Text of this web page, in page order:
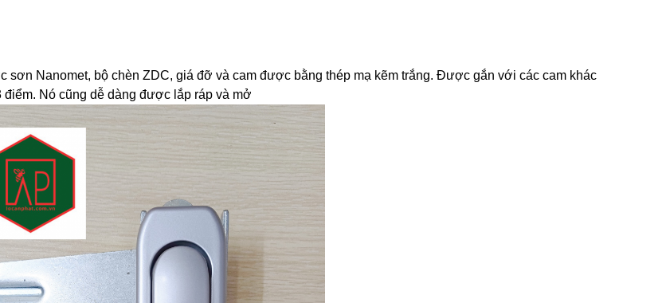
sơn Nanomet, bộ chèn ZDC, giá đỡ và cam được bằng thép mạ kẽm trắng. Được gắn với các cam khác
Nó cũng dễ dàng được lắp ráp và mở